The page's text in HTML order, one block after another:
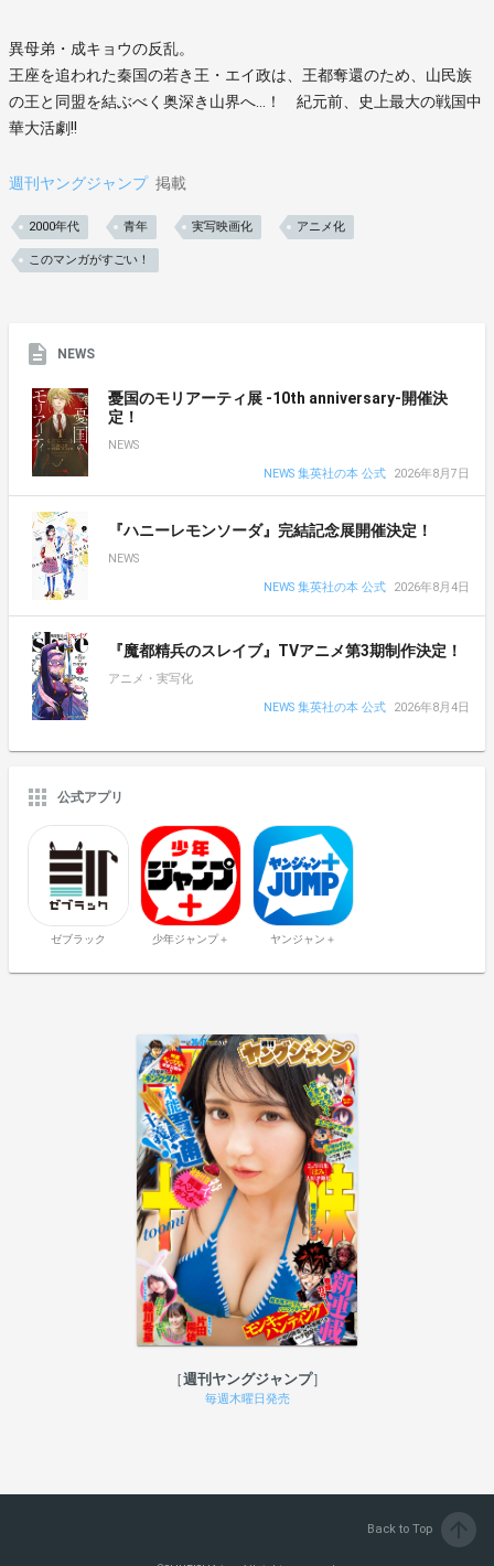
異母弟・成キョウの反乱。
王座を追われた秦国の若き王・エイ政は、王都奪還のため、山民族
の王と同盟を結ぶべく奥深き山界へ…！ 紀元前、史上最大の戦国中
華大活劇!!
週刊ヤングジャンプ 掲載
2000年代 青年 実写映画化 アニメ化
このマンガがすごい！
NEWS
憂国のモリアーティ展 -10th anniversary-開催決
定！
NEWS
NEWS 集英社の本 公式
2026年8月7日
『ハニーレモンソーダ』完結記念展開催決定！
NEWS
NEWS 集英社の本 公式
2026年8月4日
『魔都精兵のスレイブ』TVアニメ第3期制作決定！
アニメ・実写化
NEWS 集英社の本 公式
2026年8月4日
公式アプリ
ゼブラック 少年ジャンプ＋ ヤンジャン＋
週刊ヤングジャンプ
毎週木曜日発売
Back to Top